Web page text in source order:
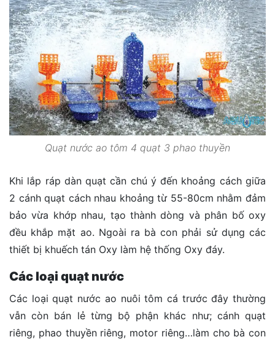
Quạt nước ao tôm 4 quạt 3 phao thuyền
Khi lắp ráp dàn quạt cần chú ý đến khoảng cách giữa
2 cánh quạt cách nhau khoảng từ 55-80cm nhằm đảm
bảo vừa khớp nhau, tạo thành dòng và phân bố oxy
đều khắp mặt ao. Ngoài ra bà con phải sử dụng các
thiết bị khuếch tán Oxy làm hệ thống Oxy đáy.
Các loại quạt nước
Các loại quạt nước ao nuôi tôm cá trước đây thường
vẫn còn bán lẻ từng bộ phận khác như; cánh quạt
riêng, phao thuyền riêng, motor riêng…làm cho bà con